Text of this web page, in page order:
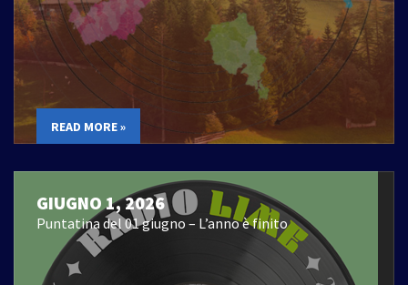
READ MORE »
GIUGNO 1, 2026
Puntatina del 01 giugno – L’anno è finito